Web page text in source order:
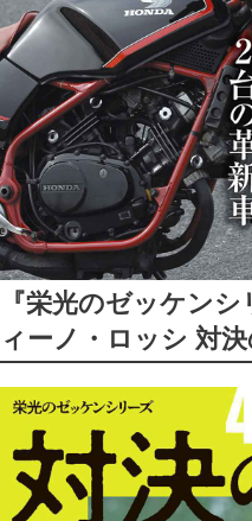
『栄光のゼッケン
ィーノ・ロッシ 対決